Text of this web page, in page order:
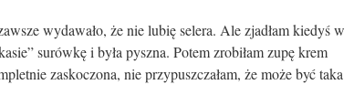
wydawało, że nie lubię selera. Ale zjadłam kiedyś w
surówkę i była pyszna. Potem zrobiłam zupę krem
zaskoczona, nie przypuszczałam, że może być taka